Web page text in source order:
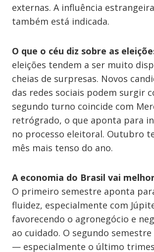
externas. A influência
também está indicada.
O que o céu diz sobre as
eleições tendem a ser muito
cheias de surpresas. Novos
das redes sociais podem surgir
segundo turno coincide com
retrógrado, o que aponta para
no processo eleitoral. Outubro
mês mais tenso do ano.
A economia do Brasil vai
O primeiro semestre aponta
fluidez, especialmente com
favorecendo o agronegócio e
ao cuidado. O segundo
— especialmente o último